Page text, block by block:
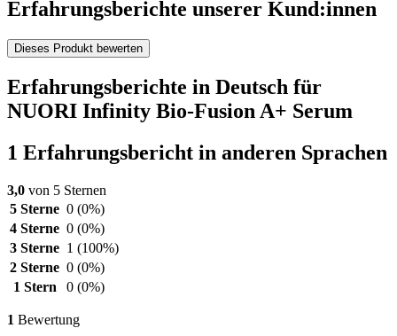
Erfahrungsberichte unserer Kund:innen
Dieses Produkt bewerten
Erfahrungsberichte in Deutsch für
NUORI Infinity Bio-Fusion A+ Serum
1 Erfahrungsbericht in anderen Sprachen
3,0 von 5 Sternen
5 Sterne 0 (0%)
4 Sterne 0 (0%)
3 Sterne 1 (100%)
2 Sterne 0 (0%)
1 Stern
0 (0%)
1 Bewertung